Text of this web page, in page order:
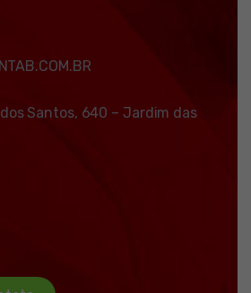
Santos, 640 – Jardim das